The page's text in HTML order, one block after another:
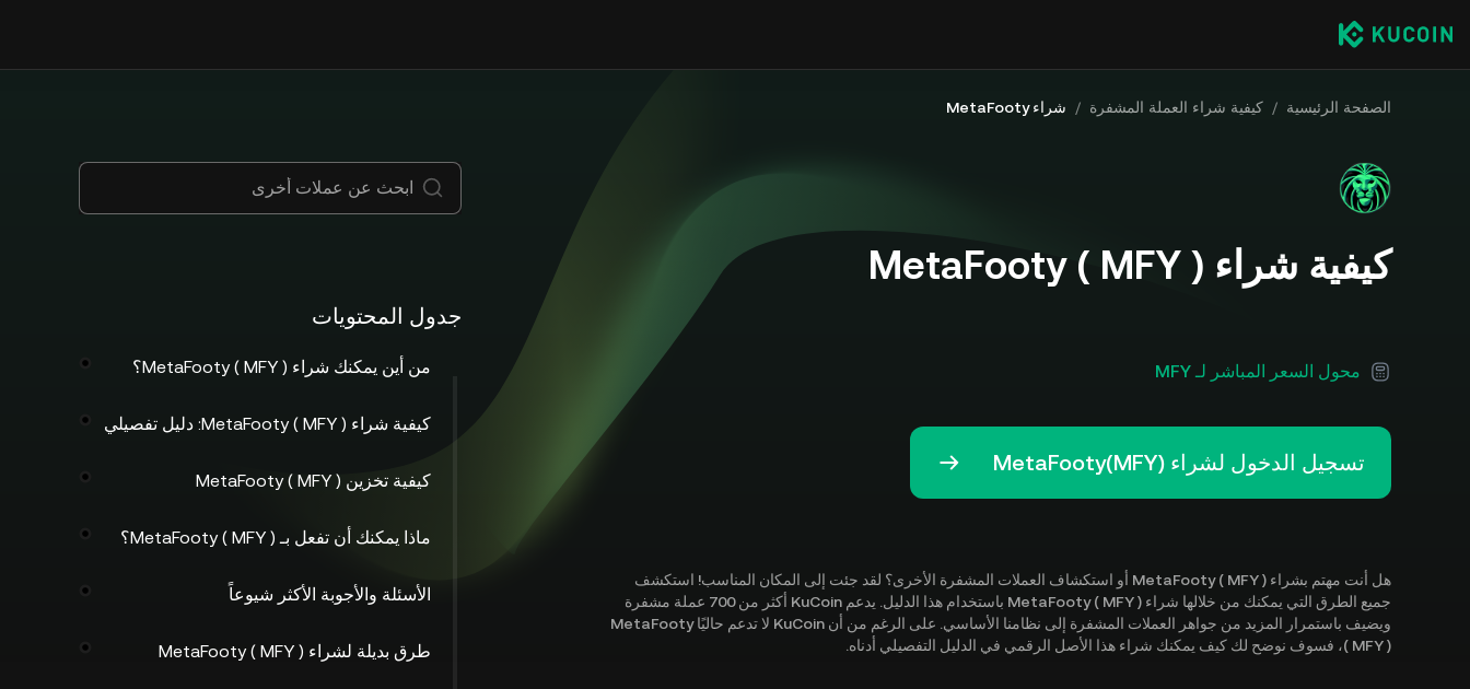
الصفحة الرئيسية / كيفية شراء العملة المشفرة / شراء MetaFooty
كيفية شراء MetaFooty ( MFY )
محول السعر المباشر لـ MFY
تسجيل الدخول لشراء MetaFooty(MFY)
هل أنت مهتم بشراء MetaFooty ( MFY ) أو استكشاف العملات المشفرة الأخرى؟ لقد جئت إلى المكان المناسب! استكشف
جميع الطرق التي يمكنك من خلالها شراء MetaFooty ( MFY ) باستخدام هذا الدليل. يدعم KuCoin أكثر من 700 عملة مشفرة
ويضيف باستمرار المزيد من جواهر العملات المشفرة إلى نظامنا الأساسي. على الرغم من أن KuCoin لا تدعم حاليًا MetaFooty
( MFY )، فسوف نوضح لك كيف يمكنك شراء هذا الأصل الرقمي في الدليل التفصيلي أدناه.
جدول المحتويات
من أين يمكنك شراء MetaFooty ( MFY )؟
كيفية شراء MetaFooty ( MFY ): دليل تفصيلي
كيفية تخزين MetaFooty ( MFY )
ماذا يمكنك أن تفعل بـ MetaFooty ( MFY )؟
الأسئلة والأجوبة الأكثر شيوعاً
طرق بديلة لشراء MetaFooty ( MFY )